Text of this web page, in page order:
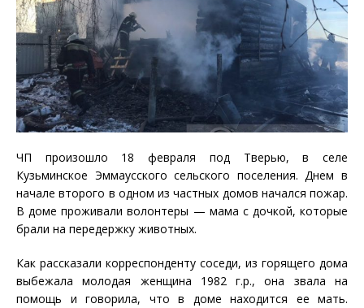
ЧП произошло 18 февраля под Тверью, в селе
Кузьминское Эммаусского сельского поселения. Днем в
начале второго в одном из частных домов начался пожар.
В доме проживали волонтеры — мама с дочкой, которые
брали на передержку животных.
Как рассказали корреспонденту соседи, из горящего дома
выбежала молодая женщина 1982 г.р., она звала на
помощь и говорила, что в доме находится ее мать.